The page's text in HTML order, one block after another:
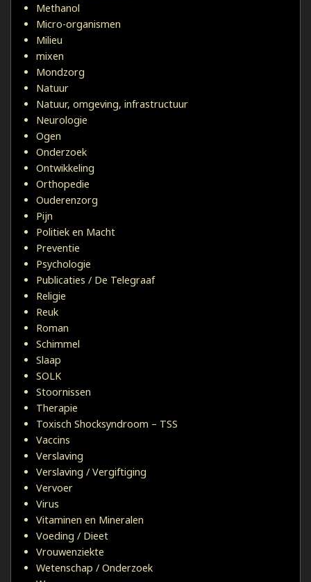
Methanol
Micro-organismen
Milieu
mixen
Mondzorg
Natuur
Natuur, omgeving, infrastructuur
Neurologie
Ogen
Onderzoek
Ontwikkeling
Orthopedie
Ouderenzorg
Pijn
Politiek en Macht
Preventie
Psychologie
Publicaties / De Telegraaf
Religie
Reuk
Roman
Schimmel
Slaap
SOLK
Stoornissen
Therapie
Toxisch Shocksyndroom – TSS
Vaccins
Verslaving
Verslaving / Vergiftiging
Vervoer
Virus
Vitaminen en Mineralen
Voeding / Dieet
Vrouwenziekte
Wetenschap / Onderzoek